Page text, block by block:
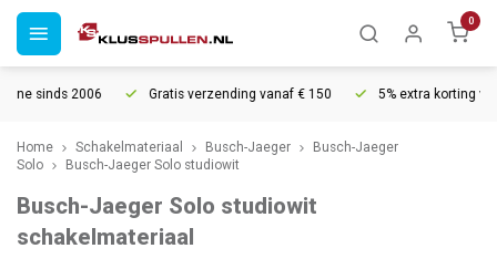
0
Gratis verzending vanaf € 150 5% extra korting vanaf € 1000
Home Schakelmateriaal Busch-Jaeger
Busch-Jaeger
Solo
Busch-Jaeger Solo studiowit
Busch-Jaeger Solo studiowit
schakelmateriaal